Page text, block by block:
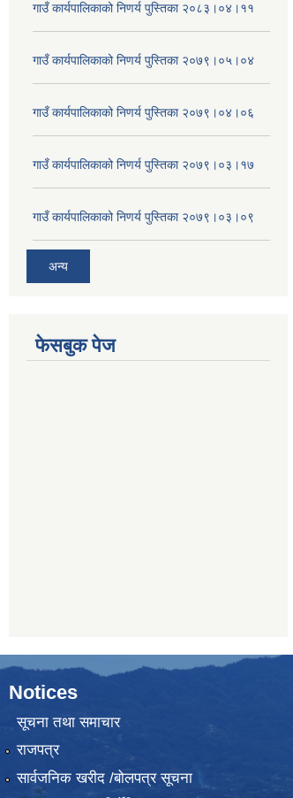
गाउँ कार्यपालिकाको निणर्य पुस्तिका २०८३।०४।११
गाउँ कार्यपालिकाको निणर्य पुस्तिका २०७९।०५।०४
गाउँ कार्यपालिकाको निणर्य पुस्तिका २०७९।०४।०६
गाउँ कार्यपालिकाको निणर्य पुस्तिका २०७९।०३।१७
गाउँ कार्यपालिकाको निणर्य पुस्तिका २०७९।०३।०९
अन्य
फेसबुक पेज
Notices
सूचना तथा समाचार
राजपत्र
सार्वजनिक खरीद /बोलपत्र सूचना